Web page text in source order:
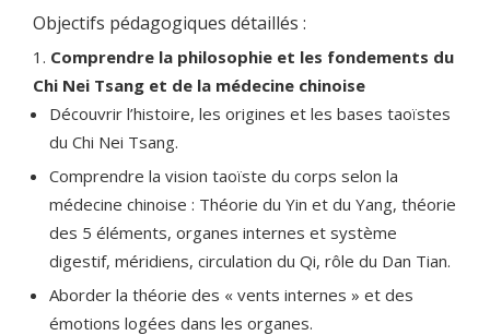
Objectifs pédagogiques détaillés :
Comprendre la philosophie et les fondements du
Chi Nei Tsang et de la médecine chinoise
Découvrir l’histoire, les origines et les bases taoïstes
du Chi Nei Tsang.
Comprendre la vision taoïste du corps selon la
médecine chinoise : Théorie du Yin et du Yang, théorie
des 5 éléments, organes internes et système
digestif, méridiens, circulation du Qi, rôle du Dan Tian.
Aborder la théorie des « vents internes » et des
émotions logées dans les organes.